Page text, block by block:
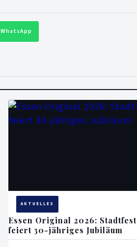
WhatsApp
AKTUELLES
Essen Original 2026: Stadtfest
feiert 30-jähriges Jubiläum